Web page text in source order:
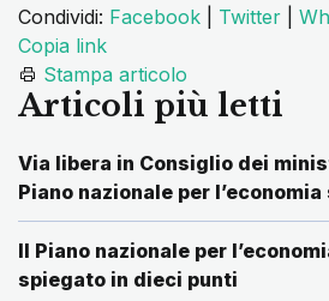
Condividi: Facebook Twitter
Copia link
Stampa articolo
Articoli più letti
Via libera in Consiglio dei
Piano nazionale per
Il Piano nazionale per
spiegato in dieci punti